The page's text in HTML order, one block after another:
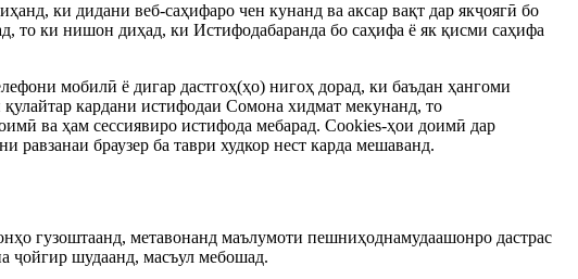
ки дидани веб-саҳифаро чен кунанд ва аксар вақт дар якҷоягӣ бо
то ки нишон диҳад, ки Истифодабаранда бо саҳифа ё як қисми саҳифа
мобилӣ ё дигар дастгоҳ(ҳо) нигоҳ дорад, ки баъдан ҳангоми
кардани истифодаи Сомона хидмат мекунанд, то
ва ҳам сессиявиро истифода мебарад. Cookies-ҳои доимӣ дар
браузер ба таври худкор нест карда мешаванд.
гузоштаанд, метавонанд маълумоти пешниҳоднамудаашонро дастрас
ҷойгир шудаанд, масъул мебошад.